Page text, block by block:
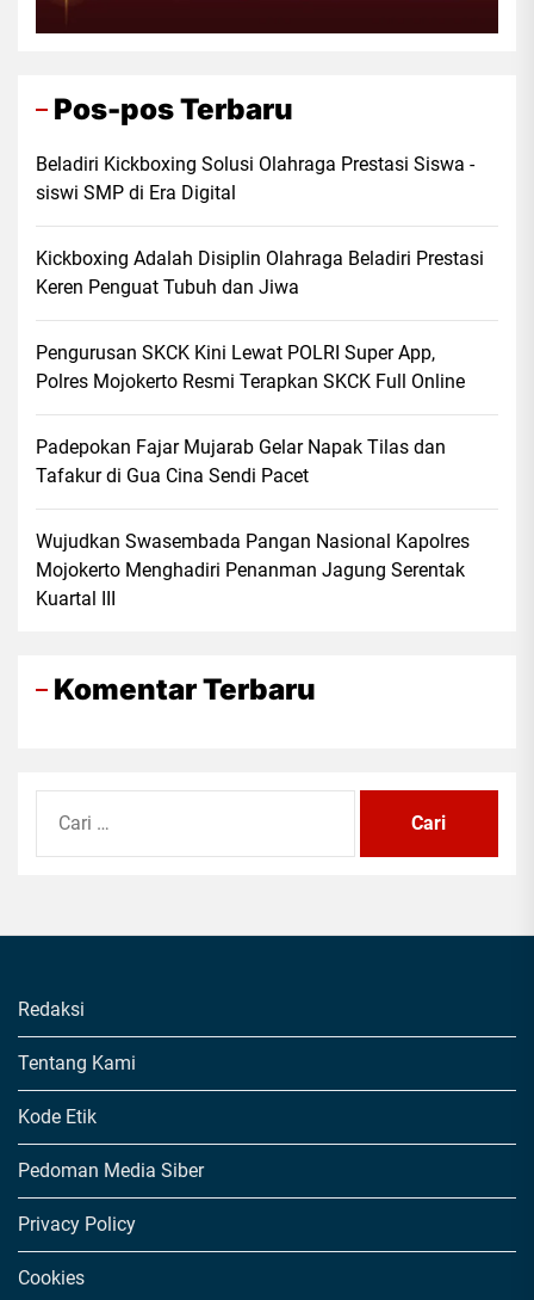
Pos-pos Terbaru
Beladiri Kickboxing Solusi Olahraga Prestasi Siswa -
siswi SMP di Era Digital
Kickboxing Adalah Disiplin Olahraga Beladiri Prestasi
Keren Penguat Tubuh dan Jiwa
Pengurusan SKCK Kini Lewat POLRI Super App,
Polres Mojokerto Resmi Terapkan SKCK Full Online
Padepokan Fajar Mujarab Gelar Napak Tilas dan
Tafakur di Gua Cina Sendi Pacet
Wujudkan Swasembada Pangan Nasional Kapolres
Mojokerto Menghadiri Penanman Jagung Serentak
Kuartal III
Komentar Terbaru
untuk:
Redaksi
Tentang Kami
Kode Etik
Pedoman Media Siber
Privacy Policy
Cookies